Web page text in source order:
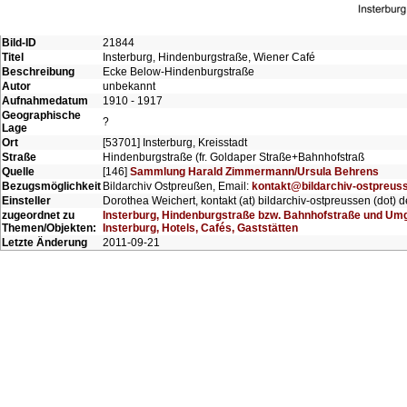
Bild-ID
21844
Titel
Insterburg, Hindenburgstraße, Wiener Café
Beschreibung
Ecke Below-Hindenburgstraße
Autor
unbekannt
Aufnahmedatum
1910 - 1917
Geographische
Lage
?
Ort
[53701] Insterburg, Kreisstadt
Straße
Hindenburgstraße (fr. Goldaper Straße+Bahnhofstraß
Quelle
[146] Sammlung Harald Zimmermann/Ursula Behrens
Bezugsmöglichkeit Bildarchiv Ostpreußen, Email: kontakt@bildarchiv-
Einsteller
Dorothea Weichert, kontakt (at) bildarchiv-ostpreussen (dot)
zugeordnet zu
Themen/Objekten:
Insterburg, Hindenburgstraße bzw. Bahnhofstraße und
Insterburg, Hotels, Cafés, Gaststätten
Letzte Änderung
2011-09-21